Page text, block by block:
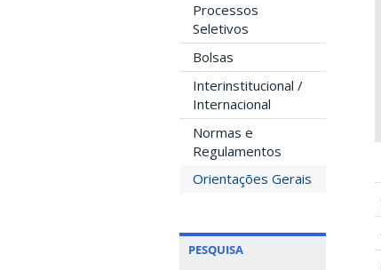
Processos
Seletivos
Bolsas
Interinstitucional /
Internacional
Normas e
Regulamentos
Orientações Gerais
PESQUISA